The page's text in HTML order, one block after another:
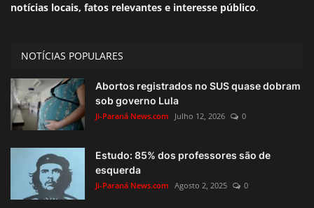
notícias locais, fatos relevantes e interesse público.
NOTÍCIAS POPULARES
Abortos registrados no SUS quase dobram
sob governo Lula
Ji-Paraná News.com Julho 12, 2026 0
Estudo: 85% dos professores são de
esquerda
Ji-Paraná News.com Agosto 2, 2025 0